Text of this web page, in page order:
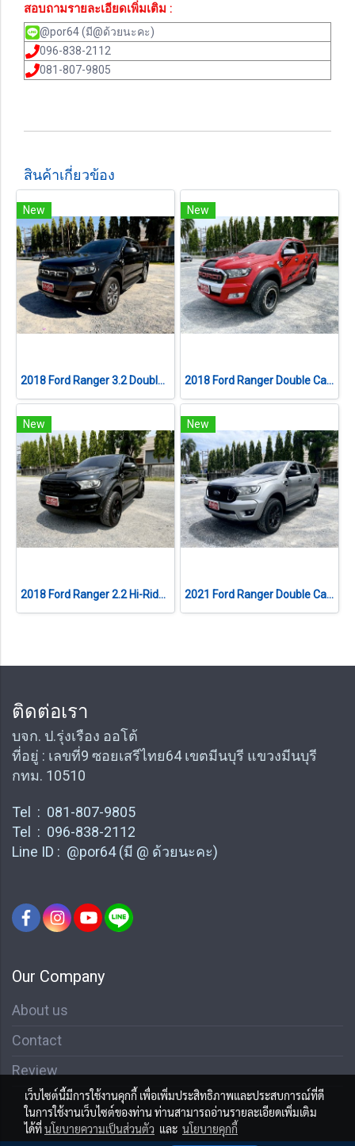
สอบถามรายละเอียดเพิ่มเติม :
@por64 (มี@ด้วยนะคะ)
096-838-2112
081-807-9805
สินค้าเกี่ยวข้อง
New
2018 Ford Ranger 3.2 Double Cab WildTrak 4WD 6Speed เกียร์ออโต้
New
2018 Ford Ranger Double Cab 2.2 Hi-Rider XLT
New
2018 Ford Ranger 2.2 Hi-Rider XLT Double Cab เกียร์ออโต้
New
2021 Ford Ranger Double Cab 2.2 Hi-Rider XLT เกียร์ออโต้
ติดต่อเรา
บจก. ป.รุ่งเรือง ออโต้
ที่อยู่ : เลขที่9 ซอยเสรีไทย64 เขตมีนบุรี แขวงมีนบุรี
กทม. 10510
Tel : 081-807-9805
Tel : 096-838-2112
Line ID : @por64 (มี @ ด้วยนะคะ)
Our Company
About us
Contact
Review
เว็บไซต์นี้มีการใช้งานคุกกี้ เพื่อเพิ่มประสิทธิภาพและประสบการณ์ที่ดี
ในการใช้งานเว็บไซต์ของท่าน ท่านสามารถอ่านรายละเอียดเพิ่มเติม
ได้ที่นโยบายความเป็นส่วนตัว และ นโยบายคุกกี้